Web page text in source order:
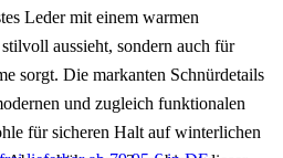
Leder mit einem warmen
aussieht, sondern auch für
sorgt. Die markanten Schnürdetails
und zugleich funktionalen
für sicheren Halt auf winterlichen